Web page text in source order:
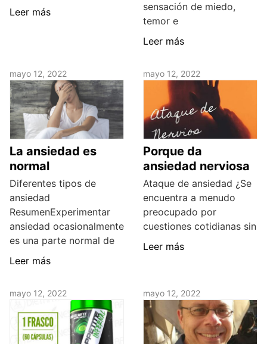
Leer más
sensación de miedo,
temor e
Leer más
mayo 12, 2022
La ansiedad es
normal
Diferentes tipos de
ansiedad
ResumenExperimentar
ansiedad ocasionalmente
es una parte normal de
Leer más
mayo 12, 2022
Porque da
ansiedad nerviosa
Ataque de ansiedad ¿Se
encuentra a menudo
preocupado por
cuestiones cotidianas sin
Leer más
mayo 12, 2022 mayo 12, 2022